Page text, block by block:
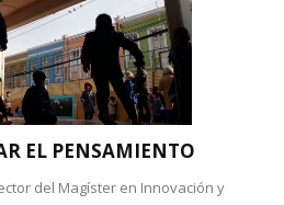
EL PENSAMIENTO
del Magíster en Innovación y